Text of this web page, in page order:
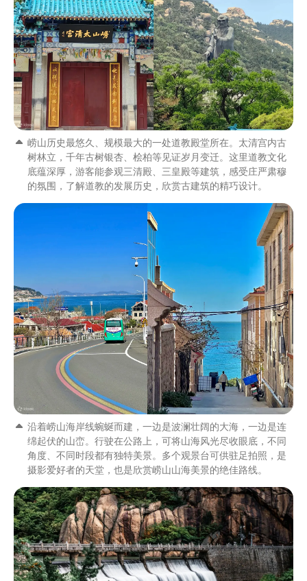
崂山历史最悠久、规模最大的一处道教殿堂所在。太清宫内古
树林立，千年古树银杏、桧柏等见证岁月变迁。这里道教文化
底蕴深厚，游客能参观三清殿、三皇殿等建筑，感受庄严肃穆
的氛围，了解道教的发展历史，欣赏古建筑的精巧设计。
沿着崂山海岸线蜿蜒而建，一边是波澜壮阔的大海，一边是连
绵起伏的山峦。行驶在公路上，可将山海风光尽收眼底，不同
角度、不同时段都有独特美景。多个观景台可供驻足拍照，是
摄影爱好者的天堂，也是欣赏崂山山海美景的绝佳路线。